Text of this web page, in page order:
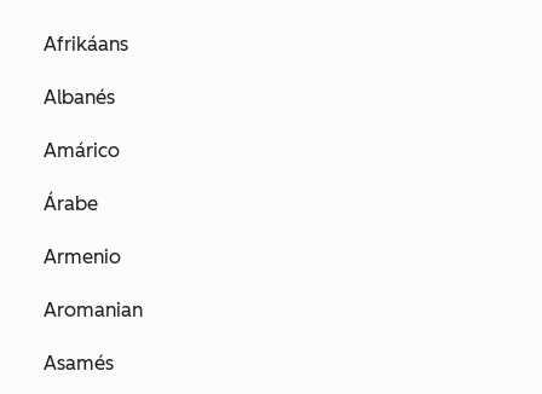
Afrikáans
Albanés
Amárico
Árabe
Armenio
Aromanian
Asamés